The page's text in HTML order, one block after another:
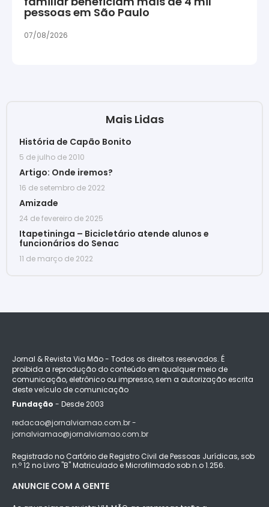
pessoas em São Paulo
07/08/2026
Mais Lidas
História de Capão Bonito
5 de julho de 2010
Artigo: Onde iremos?
16 de setembro de 2022
Amizade
24 de fevereiro de 2025
Itapetininga – Bicicletário atende alunos e
funcionários do Senac
11 de março de 2022
Jornal & Revista Via Mão - Todos os direitos reservados. É
proibida a reprodução do conteúdo em qualquer meio de
comunicação, eletrônico ou impresso, sem a autorização escrita
deste veículo de comunicação
Fundação - Desde 2003
redacao@jornalviamao.com.br -
jornalviamao@jornalviamao.com.br
Registrado no Cartório de Registro Civil de Pessoas Jurídicas, sob
n.º 12 no Livro "B" Matriculado e Microfilmado sob n.o 1.256.
ANUNCIE COM A GENTE